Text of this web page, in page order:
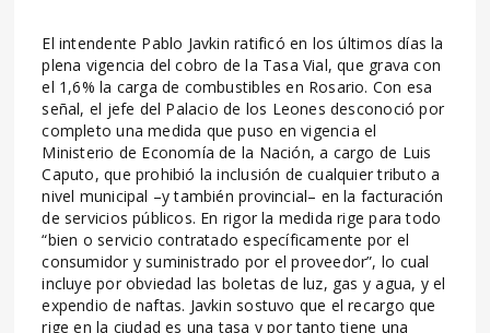
El intendente Pablo Javkin ratificó en los últimos días la
plena vigencia del cobro de la Tasa Vial, que grava con
el 1,6% la carga de combustibles en Rosario. Con esa
señal, el jefe del Palacio de los Leones desconoció por
completo una medida que puso en vigencia el
Ministerio de Economía de la Nación, a cargo de Luis
Caputo, que prohibió la inclusión de cualquier tributo a
nivel municipal –y también provincial– en la facturación
de servicios públicos. En rigor la medida rige para todo
“bien o servicio contratado específicamente por el
consumidor y suministrado por el proveedor”, lo cual
incluye por obviedad las boletas de luz, gas y agua, y el
expendio de naftas. Javkin sostuvo que el recargo que
rige en la ciudad es una tasa y por tanto tiene una